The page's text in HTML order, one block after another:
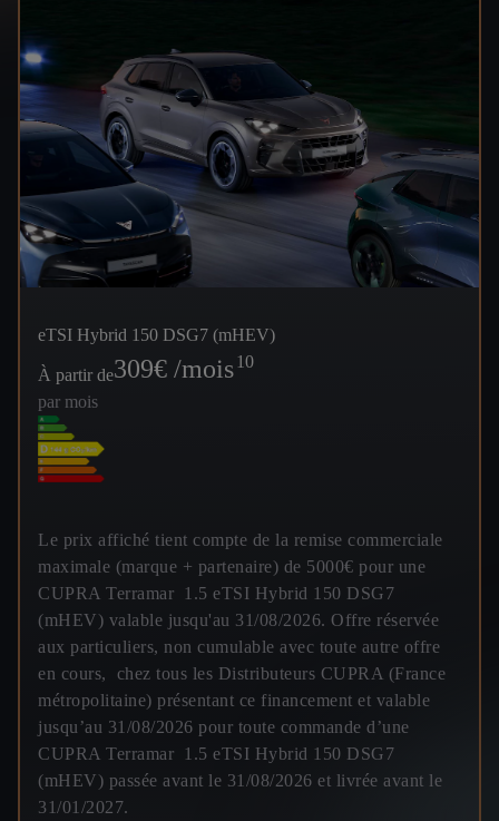
eTSI Hybrid 150 DSG7 (mHEV)
À partir de309€ /mois10
par mois
Le prix affiché tient compte de la remise commerciale
maximale (marque + partenaire) de 5000€ pour une
CUPRA Terramar 1.5 eTSI Hybrid 150 DSG7
(mHEV) valable jusqu'au 31/08/2026. Offre réservée
aux particuliers, non cumulable avec toute autre offre
en cours, chez tous les Distributeurs CUPRA (France
métropolitaine) présentant ce financement et valable
jusqu’au 31/08/2026 pour toute commande d’une
CUPRA Terramar 1.5 eTSI Hybrid 150 DSG7
(mHEV) passée avant le 31/08/2026 et livrée avant le
31/01/2027.